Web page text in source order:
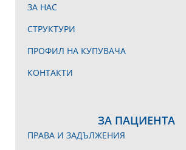
ЗА НАС
СТРУКТУРИ
ПРОФИЛ НА КУПУВАЧА
КОНТАКТИ
ЗА ПАЦИЕНТА
ПРАВА И ЗАДЪЛЖЕНИЯ